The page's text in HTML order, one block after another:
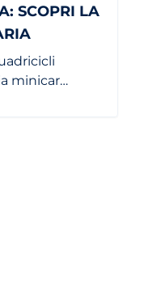
SCOPRI LA
minicar